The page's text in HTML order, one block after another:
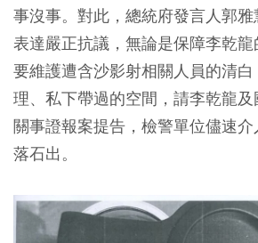
事沒事。對此，總統府發言人郭雅
表達嚴正抗議，無論是保障李乾
要維護遭含沙影射相關人員的清
理、私下帶過的空間，請李乾龍
關事證報案提告，檢警單位儘速
落石出。